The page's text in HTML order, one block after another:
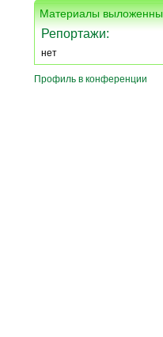
Материалы
Репортажи:
нет
Профиль в конференции